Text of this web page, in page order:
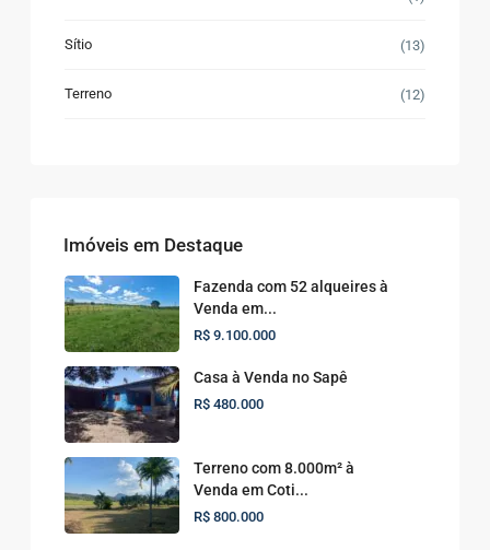
Sítio (13)
Terreno (12)
Imóveis em Destaque
Fazenda com 52 alqueires à
Venda em...
R$ 9.100.000
Casa à Venda no Sapê
R$ 480.000
Terreno com 8.000m² à
Venda em Coti...
R$ 800.000